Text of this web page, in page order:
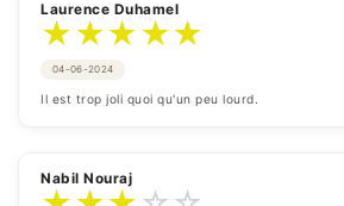
Laurence Duhamel
★★★★★
04-06-2024
Il est trop joli quoi qu'un peu lourd.
Nabil Nouraj